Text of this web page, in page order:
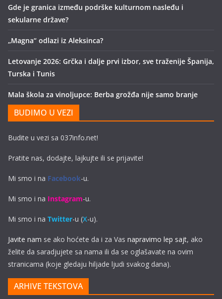
Gde je granica između podrške kulturnom nasleđu i
sekularne države?
„Magna“ odlazi iz Aleksinca?
Letovanje 2026: Grčka i dalje prvi izbor, sve traženije Španija,
Turska i Tunis
Mala škola za vinoljupce: Berba grožđa nije samo branje
BUDIMO U VEZI
Budite u vezi sa 037info.net!
Pratite nas, dodajte, lajkujte ili se prijavite!
Mi smo i na Facebook-u.
Mi smo i na Instagram-u.
Mi smo i na Twitter-u (X-u).
Javite nam se ako hoćete da i za Vas napravimo lep sajt, ako
želite da saradjujete sa nama ili da se oglašavate na ovim
stranicama (koje gledaju hiljade ljudi svakog dana).
ARHIVE TEKSTOVA